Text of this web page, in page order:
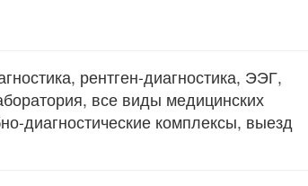
рентген-диагностика, ЭЭГ,
все виды медицинских
диагностические комплексы, выезд